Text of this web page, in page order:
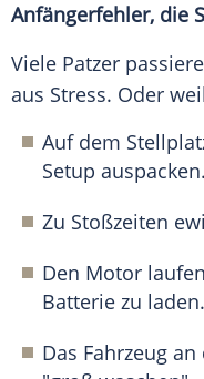
Anfängerfehler, die
Viele Patzer
aus Stress. Oder
Auf dem
Setup auspacken.
Zu Stoßzeiten
Den Motor
Batterie zu laden.
Das Fahrzeug